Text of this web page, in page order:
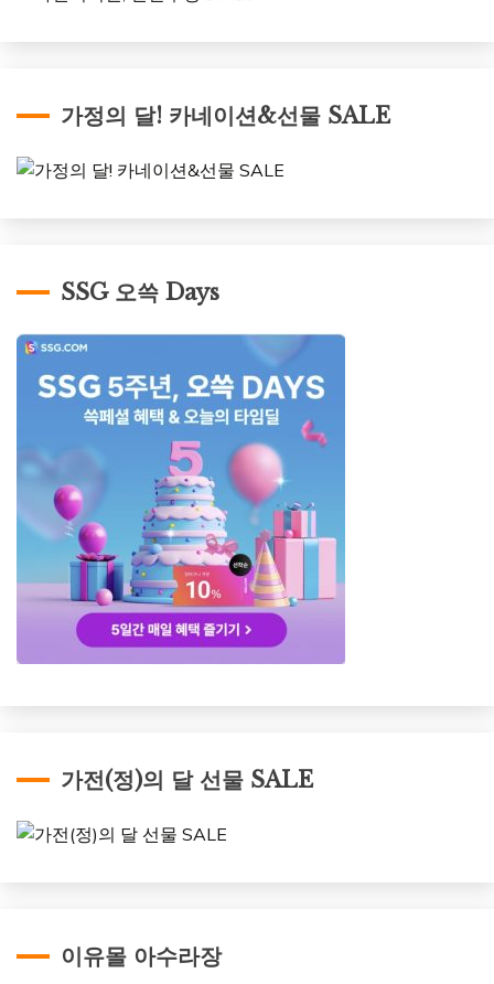
가정의 달! 카네이션&선물 SALE
SSG 오쓱 Days
가전(정)의 달 선물 SALE
이유몰 아수라장